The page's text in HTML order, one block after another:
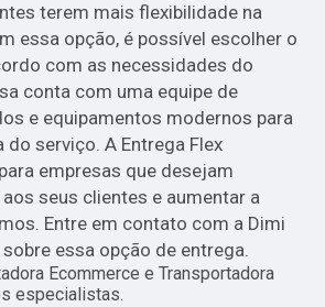
terem mais flexibilidade na
essa opção, é possível escolher o
com as necessidades do
conta com uma equipe de
e equipamentos modernos para
serviço. A Entrega Flex
empresas que desejam
seus clientes e aumentar a
Entre em contato com a Dimi
essa opção de entrega.
Ecommerce e Transportadora
especialistas.